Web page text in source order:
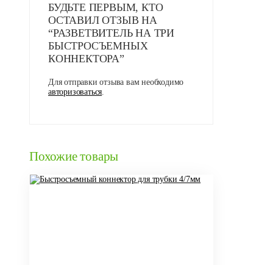
БУДЬТЕ ПЕРВЫМ, КТО
ОСТАВИЛ ОТЗЫВ НА
“РАЗВЕТВИТЕЛЬ НА ТРИ
БЫСТРОСЪЕМНЫХ
КОННЕКТОРА”
Для отправки отзыва вам необходимо
авторизоваться
Похожие товары